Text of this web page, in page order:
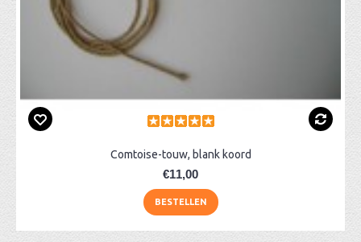
Comtoise-touw, blank koord
€11,00
BESTELLEN